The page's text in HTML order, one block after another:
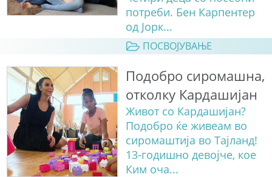
потреби. Бен Карпентер
од Јорк...
ПОСВОЈУВАЊЕ
Подобро сиромашна,
отколку Кардашијан
Живот со Кардашијан?
Подобро ќе живеам во
сиромаштија во Тајланд!
13-годишно девојче, кое
Ким оча...